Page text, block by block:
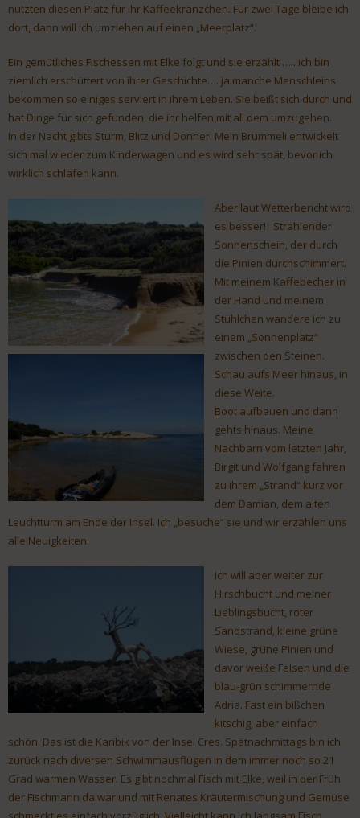
nutzten diesen Platz für ihr Kaffeekränzchen. Für zwei Tage bleibe ich
dort, dann will ich umziehen auf einen „Meerplatz“.
Ein gemütliches Fischessen mit Elke folgt und sie erzählt ….. ich bin
ziemlich erschüttert von ihrer Geschichte…. ja manche Menschleins
bekommen so einiges serviert in ihrem Leben. Sie beißt sich durch und
hat Dinge für sich gefunden, die ihr helfen mit all dem umzugehen.
In der Nacht gibts Sturm, Blitz und Donner. Mein Brummeli entwickelt
sich mal wieder zum Kinderwagen und es wird sehr spät, bevor ich
wirklich schlafen kann.
Aber laut Wetterbericht wird
es besser! Strahlender
Sonnenschein, der durch
die Pinien durchschimmert.
Mit meinem Kaffebecher in
der Hand und meinem
Stühlchen wandere ich zu
einem „Sonnenplatz“
zwischen den Steinen.
Schau aufs Meer hinaus, in
diese Weite.
Boot aufbauen und dann
gehts hinaus. Meine
Nachbarn vom letzten Jahr,
Birgit und Wolfgang fahren
zu ihrem „Strand“ kurz vor
dem Damian, dem alten
Leuchtturm am Ende der Insel. Ich „besuche“ sie und wir erzählen uns
alle Neuigkeiten.
Ich will aber weiter zur
Hirschbucht und meiner
Lieblingsbucht, roter
Sandstrand, kleine grüne
Wiese, grüne Pinien und
davor weiße Felsen und die
blau-grün schimmernde
Adria. Fast ein bißchen
kitschig, aber einfach
schön. Das ist die Karibik von der Insel Cres. Spätnachmittags bin ich
zurück nach diversen Schwimmausflügen in dem immer noch so 21
Grad warmen Wasser. Es gibt nochmal Fisch mit Elke, weil in der Früh
der Fischmann da war und mit Renates Kräutermischung und Gemüse